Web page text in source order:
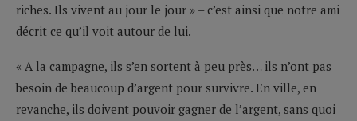
riches. Ils vivent au jour le jour » – c’est ainsi que notre ami
décrit ce qu’il voit autour de lui.
« A la campagne, ils s’en sortent à peu près… ils n’ont pas
besoin de beaucoup d’argent pour survivre. En ville, en
revanche, ils doivent pouvoir gagner de l’argent, sans quoi